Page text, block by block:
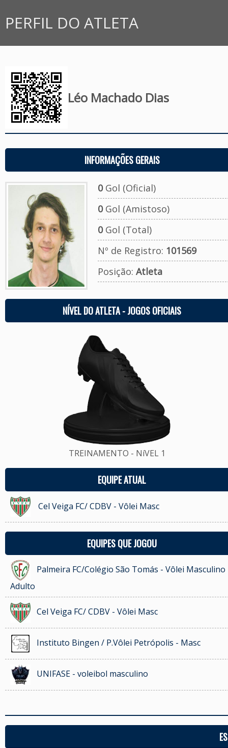
PERFIL DO ATLETA
Léo Machado Dias
INFORMAÇÕES GERAIS
0Gol (Oficial)
0Gol (Amistoso)
0Gol (Total)
Nº de Registro: 101569
Posição: Atleta
NÍVEL DO ATLETA - JOGOS OFICIAIS
TREINAMENTO - NíVEL 1
EQUIPE ATUAL
Cel Veiga FC/ CDBV - Vôlei Masc
EQUIPES QUE JOGOU
Palmeira FC/Colégio São Tomás - Vôlei Masculino
Adulto
Cel Veiga FC/ CDBV - Vôlei Masc
Instituto Bingen / P.Vôlei Petrópolis - Masc
UNIFASE - voleibol masculino